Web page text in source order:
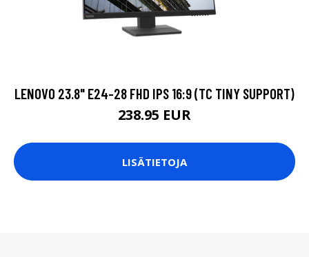
LENOVO 23.8" E24-28 FHD IPS 16:9 (TC TINY SUPPORT)
238.95 EUR
LISÄTIETOJA